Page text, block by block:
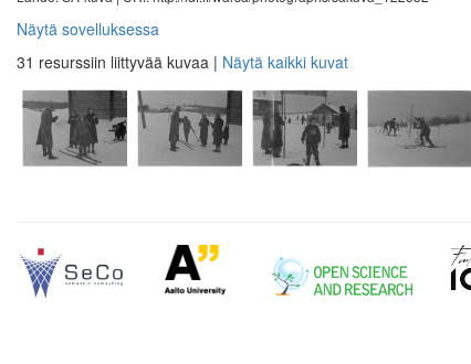
Näytä sovelluksessa
31 resurssiin liittyvää kuvaa | Näytä kaikki kuvat